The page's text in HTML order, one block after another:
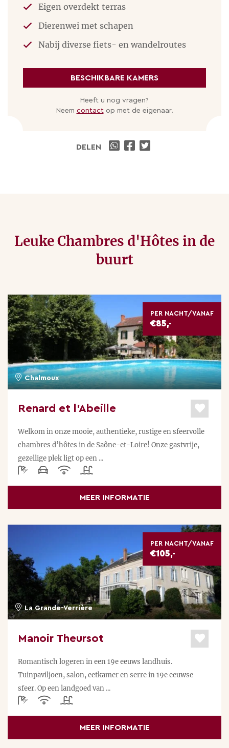
loopt er vlak langs.
PRACHTIGE STADJES
Bijvoorbeeld Paray-le-Monial, Charolles, Vichy,
DORPEN
Verder zijn er vele dorpen met kastelen, nauwe
Marvin vertellen je graag meer!
Eigen overdekt terras
Dierenwei met schapen
Nabij diverse fiets- en wandelroutes
BESCHIKBARE KAMERS
Heeft u nog vragen?
Neem contact op met de eigenaar.
DELEN
Leuke Chambres d'Hôtes in de
buurt
PER NACHT/VANAF
€85,-
Chalmoux
Renard et l’Abeille
Welkom in onze mooie, authentieke, rustige en sfeervolle
chambres d’hôtes in de Saône-et-Loire! Onze gastvrije,
gezellige plek ligt op een ...
MEER INFORMATIE
PER NACHT/VANAF
€105,-
La Grande-Verrière
Manoir Theursot
Romantisch logeren in een 19e eeuws landhuis.
Tuinpaviljoen, salon, eetkamer en serre in 19e eeuwse
sfeer. Op een landgoed van ...
MEER INFORMATIE